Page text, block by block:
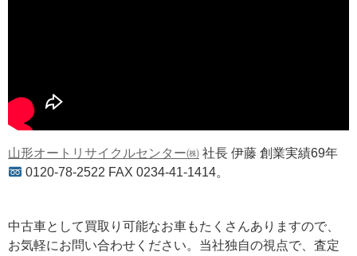
山形オートリサイクルセンター㈱ 社長 伊藤 創業実績69年
0120-78-2522 FAX 0234-41-1414。
中古車として買取り可能なお車もたくさんありますので、
お気軽にお問い合わせください。当社独自の視点で、査定